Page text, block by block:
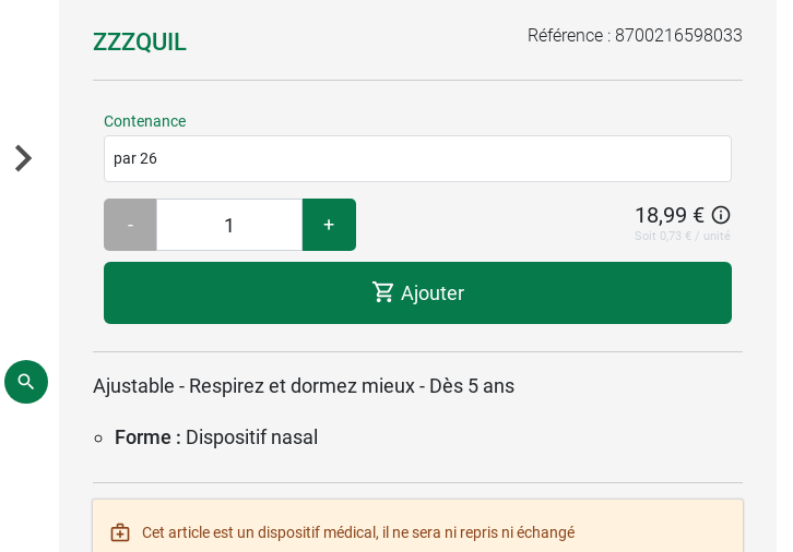
ZZZQUIL Référence : 8700216598033
Contenance
par 26
- + 18,99 €
Soit 0,73 € / unité
Ajouter
Ajustable - Respirez et dormez mieux - Dès 5 ans
Forme : Dispositif nasal
Cet article est un dispositif médical, il ne sera ni repris ni échangé